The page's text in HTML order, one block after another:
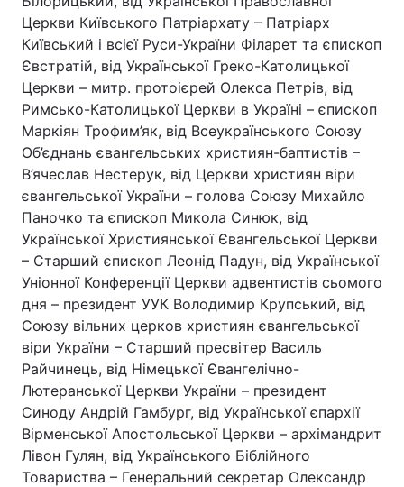
Церкви Київського Патріархату – Патріарх
Київський і всієї Руси-України Філарет та єпископ
Євстратій, від Української Греко-Католицької
Церкви – митр. протоієрей Олекса Петрів, від
Римсько-Католицької Церкви в Україні – єпископ
Маркіян Трофим’як, від Всеукраїнського Союзу
Об’єднань євангельських християн-баптистів –
В’ячеслав Нестерук, від Церкви християн віри
євангельської України – голова Союзу Михайло
Паночко та єпископ Микола Синюк, від
Української Християнської Євангельської Церкви
– Старший єпископ Леонід Падун, від Української
Уніонної Конференції Церкви адвентистів сьомого
дня – президент УУК Володимир Крупський, від
Союзу вільних церков християн євангельської
віри України – Старший пресвітер Василь
Райчинець, від Німецької Євангелічно-
Лютеранської Церкви України – президент
Синоду Андрій Гамбург, від Української єпархії
Вірменської Апостольської Церкви – архімандрит
Лівон Гулян, від Українського Біблійного
Товариства – Генеральний секретар Олександр